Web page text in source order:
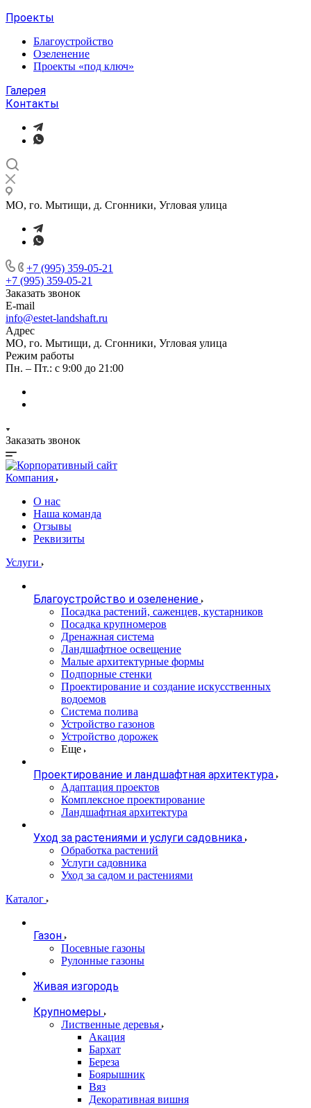
Проекты
Благоустройство
Озеленение
Проекты «под ключ»
Галерея
Контакты
МО, го. Мытищи, д. Сгонники, Угловая улица
+7 (995) 359-05-21
+7 (995) 359-05-21
Заказать звонок
E-mail
info@estet-landshaft.ru
Адрес
МО, го. Мытищи, д. Сгонники, Угловая улица
Режим работы
Пн. – Пт.: с 9:00 до 21:00
Заказать звонок
Компания
О нас
Наша команда
Отзывы
Реквизиты
Услуги
Благоустройство и озеленение
Посадка растений, саженцев, кустарников
Посадка крупномеров
Дренажная система
Ландшафтное освещение
Малые архитектурные формы
Подпорные стенки
Проектирование и создание искусственных
водоемов
Система полива
Устройство газонов
Устройство дорожек
Еще
Проектирование и ландшафтная архитектура
Адаптация проектов
Комплексное проектирование
Ландшафтная архитектура
Уход за растениями и услуги садовника
Обработка растений
Услуги садовника
Уход за садом и растениями
Каталог
Газон
Посевные газоны
Рулонные газоны
Живая изгородь
Крупномеры
Лиственные деревья
Акация
Бархат
Береза
Боярышник
Вяз
Декоративная вишня